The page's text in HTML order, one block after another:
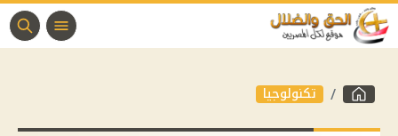
تكنولوجيا